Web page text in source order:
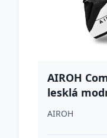
AIROH
lesklá
AIROH